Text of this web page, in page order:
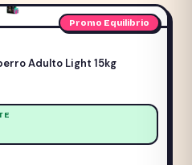
Adulto Light 15kg
Promo Equilibrio
actual